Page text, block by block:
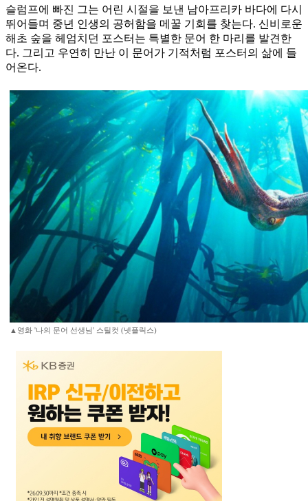
슬럼프에 빠진 그는 어린 시절을 보낸 남아프리카 바다에 다시
뛰어들며 중년 인생의 공허함을 메꿀 기회를 찾는다. 신비로운
해초 숲을 헤엄치던 포스터는 특별한 문어 한 마리를 발견한
다. 그리고 우연히 만난 이 문어가 기적처럼 포스터의 삶에 들
어온다.
▲영화 '나의 문어 선생님' 스틸컷 (넷플릭스)